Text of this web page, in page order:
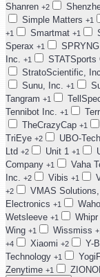
Shanren +2
Simple Matters +1
+1 Smartmat +1
Sperax +1
Inc. +1 STATSports
StratoScientific,
Sunu, Inc. +1
Tangram +1
Tennibot Inc. +1
TheCrazyCap +1
TriEye +2 UBO-
Ltd +2 Unit 1 +1
Company +1 Vaha
Inc. +2 Vibis +1
+2 VMAS
Electronics +1
Wetsleeve +1
Wing +1 Wissmiss
+4 Xiaomi +2 Y-
Technology +1
Zenytime +1